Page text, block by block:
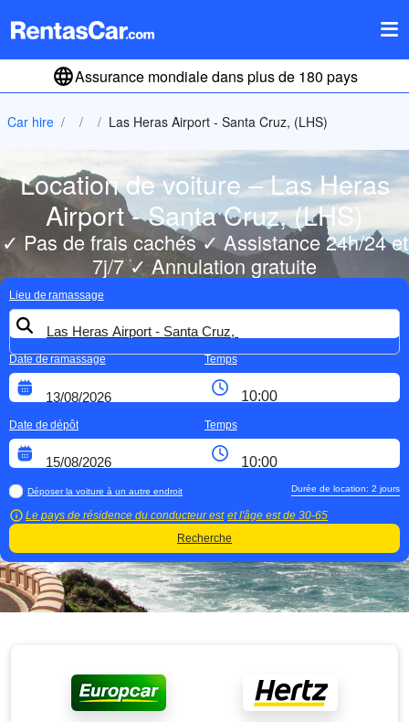
Assurance mondiale dans plus de 180 pays
Car hire Las Heras Airport - Santa Cruz, (LHS)
Location de voiture – Las Heras
Airport - Santa Cruz, (LHS)
✓ Pas de frais cachés ✓ Assistance 24h/24 et
7j/7 ✓ Annulation gratuite
Lieu de ramassage
Date de ramassage Temps
Date de dépôt Temps
Déposer la voiture à un autre endroit
Le pays de résidence du conducteur est et l'âge est de 30-65
Durée de location: 2 jours
Recherche